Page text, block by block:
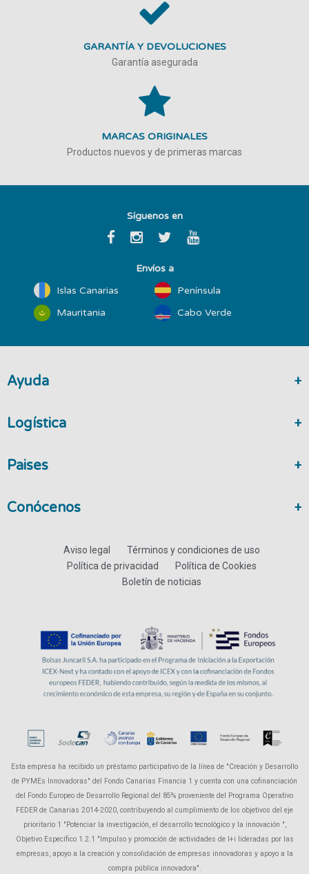
GARANTÍA Y DEVOLUCIONES
Garantía asegurada
MARCAS ORIGINALES
Productos nuevos y de primeras marcas
Síguenos en
Envíos a
Islas Canarias
Península
Mauritania
Cabo Verde
Ayuda
Logística
Paises
Conócenos
Aviso legal
Términos y condiciones de uso
Política de privacidad
Política de Cookies
Boletín de noticias
Esta empresa ha recibido un préstamo participativo de la línea de "Creación y Desarrollo
de PYMEs Innovadoras" del Fondo Canarias Financia 1 y cuenta con una cofinanciación
del Fondo Europeo de Desarrollo Regional del 85% proveniente del Programa Operativo
FEDER de Canarias 2014-2020, contribuyendo al cumplimiento de los objetivos del eje
prioritario 1 "Potenciar la investigación, el desarrollo tecnológico y la innovación ",
Objetivo Específico 1.2.1 "Impulso y promoción de actividades de I+i lideradas por las
empresas, apoyo a la creación y consolidación de empresas innovadoras y apoyo a la
compra pública innovadora".